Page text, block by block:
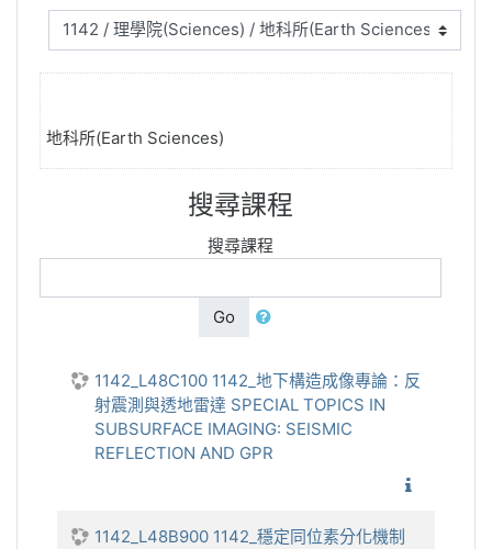
地科所(Earth Sciences)
搜尋課程
搜尋課程
Go
1142_L48C100 1142_地下構造成像專論：反
射震測與透地雷達 SPECIAL TOPICS IN
SUBSURFACE IMAGING: SEISMIC
REFLECTION AND GPR
1142_L48B900 1142_穩定同位素分化機制